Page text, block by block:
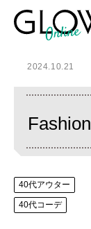
2024.10.21
Fashion
40代アウター
40代コーデ